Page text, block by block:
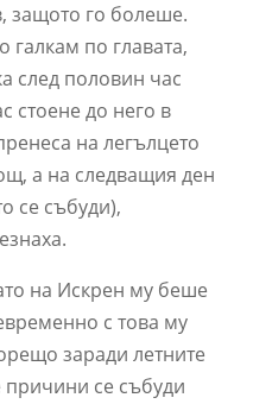
защото го болеше.
галкам по главата,
след половин час
стоене до него в
на легълцето
а на следващия ден
се събуди),
на Искрен му беше
с това му
заради летните
се събуди